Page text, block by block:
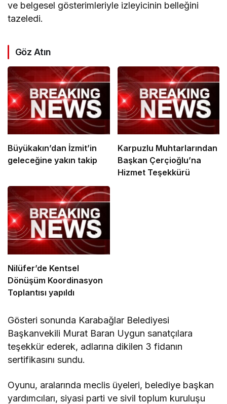
ve belgesel gösterimleriyle izleyicinin belleğini
tazeledi.
Göz Atın
Büyükakın’dan İzmit’in
geleceğine yakın takip
Karpuzlu Muhtarlarından
Başkan Çerçioğlu’na
Hizmet Teşekkürü
Nilüfer’de Kentsel
Dönüşüm Koordinasyon
Toplantısı yapıldı
Gösteri sonunda Karabağlar Belediyesi
Başkanvekili Murat Baran Uygun sanatçılara
teşekkür ederek, adlarına dikilen 3 fidanın
sertifikasını sundu.
Oyunu, aralarında meclis üyeleri, belediye başkan
yardımcıları, siyasi parti ve sivil toplum kuruluşu